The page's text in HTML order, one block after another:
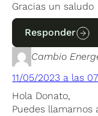
Gracias un saludo
Responder
Cambio
11/05/2023 a las
Hola Donato,
Puedes llamarnos